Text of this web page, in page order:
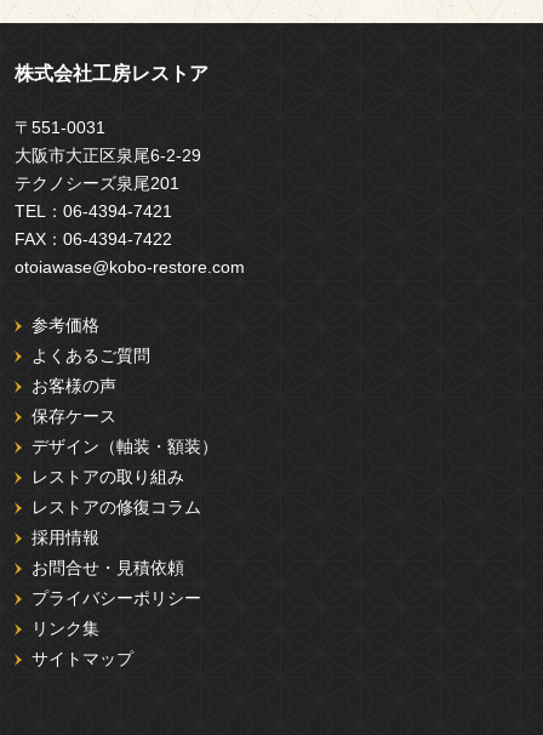
株式会社工房レストア
〒551-0031
大阪市大正区泉尾6-2-29
テクノシーズ泉尾201
TEL： 06-4394-7421
FAX： 06-4394-7422
otoiawase@kobo-restore.com
参考価格
よくあるご質問
お客様の声
保存ケース
デザイン（軸装・額装）
レストアの取り組み
レストアの修復コラム
採用情報
お問合せ・見積依頼
プライバシーポリシー
リンク集
サイトマップ